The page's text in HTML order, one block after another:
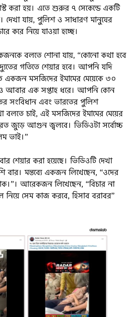
করা হয়। এতে শুরুর ৭ সেকেন্ডে একটি
দেখা যায়, পুলিশ ও সাধারণ মানুষের
করে নিয়ে যাওয়া হচ্ছে।
বলতে শোনা যায়, “কোনো কথা হবে
গতিতে শেয়ার হবে। আপনি যদি
মসজিদের ইমামের মেয়েকে ৩০
আবার এক সপ্তাহ ধরে। আপনি কোন
সংবিধান এবং ভারতের পুলিশ
চাই, এই মসজিদের ইমামের মেয়ের
জুড়ে আগুন জ্বলবে। ভিডিওটা সর্বোচ্চ
ভাই।”
শেয়ার করা হয়েছে। ভিডিওটি দেখা
বার। মন্তব্যে একজন লিখেছেন, “ওদের
আরেকজন লিখেছেন, “বিচার না
নিয়ে সেম কাজ করবে, হিসাব বরাবর”